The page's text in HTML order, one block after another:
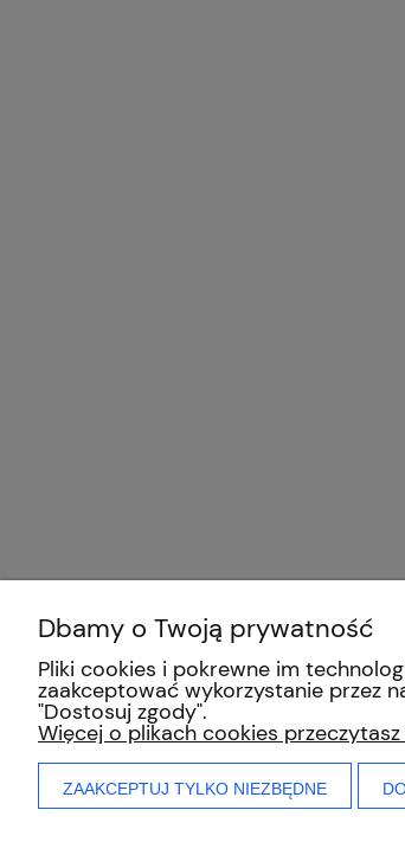
Dbamy o Twoją prywatność
Pliki cookies i pokrewne im
zaakceptować wykorzystanie przez
"Dostosuj zgody".
Więcej o plikach cookies
ZAAKCEPTUJ TYLKO NIEZBĘDNE